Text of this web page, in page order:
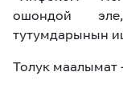
ошондой
тутумдарынын
Толук маалымат